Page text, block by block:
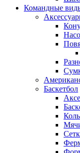
Командные
Баскетбол